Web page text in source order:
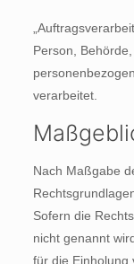
Person,
verarbeitet.
Nach Maßgabe
Sofern die
nicht genannt
für die Einholung